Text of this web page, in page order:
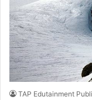
TAP Edutainment